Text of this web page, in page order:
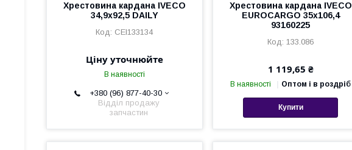
Хрестовина кардана IVECO
34,9х92,5 DAILY
CEI133134
Ціну уточнюйте
В наявності
+380 (96) 877-40-30
Відділ продажу
запчастин
Хрестовина кардана IVECO
EUROCARGO 35х106,4
93160225
133.086
1 119,65 ₴
В наявності Оптом і в роздріб
Купити